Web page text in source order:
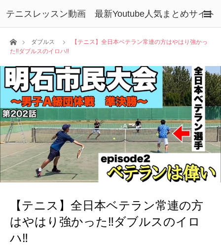
テニスレッスン動画 最新Youtube人気まとめサイト
ホームダブルス
【テニス】全日本ベテラン常連の方はやはり強かっ
た‼︎ダブルスのイロハ‼︎
【テニス】全日本ベテラン常連の方
はやはり強かった‼︎ダブルスのイロ
ハ‼︎